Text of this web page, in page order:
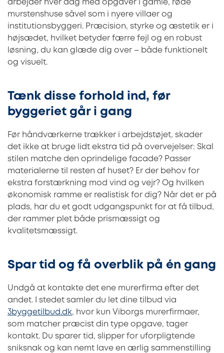
arbejder hver dag med opgaver i gamle, røde
murstenshuse såvel som i nyere villaer og
institutionsbyggeri. Præcision, styrke og æstetik er i
højsædet, hvilket betyder færre fejl og en robust
løsning, du kan glæde dig over – både funktionelt
og visuelt.
Tænk disse forhold ind, før
byggeriet går i gang
Før håndværkerne trækker i arbejdstøjet, skader
det ikke at bruge lidt ekstra tid på overvejelser: Skal
stilen matche den oprindelige facade? Passer
materialerne til resten af huset? Er der behov for
ekstra forstærkning mod vind og vejr? Og hvilken
økonomisk ramme er realistisk for dig? Når det er på
plads, har du et godt udgangspunkt for at få tilbud,
der rammer plet både prismæssigt og
kvalitetsmæssigt.
Spar tid og få overblik på én gang
Undgå at kontakte det ene murerfirma efter det
andet. I stedet samler du let dine tilbud via
3byggetilbud.dk, hvor kun Viborgs murerfirmaer,
som matcher præcist din type opgave, tager
kontakt. Du sparer tid, slipper for uforpligtende
sniksnak og kan nemt lave en ærlig sammenstilling